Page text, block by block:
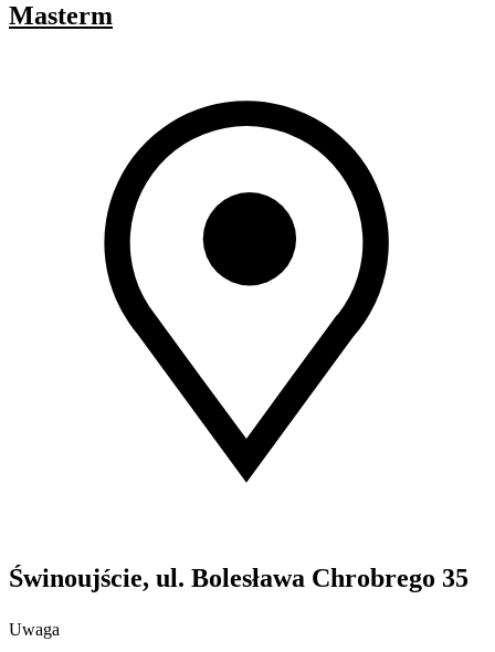
Masterm
Świnoujście, ul. Bolesława Chrobrego 35
Uwaga